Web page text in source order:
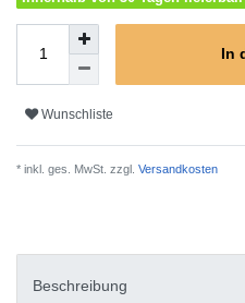
In
Wunschliste
* inkl. ges. MwSt. zzgl. Versandkosten
Beschreibung